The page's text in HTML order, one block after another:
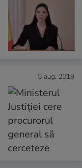
5 aug. 2019